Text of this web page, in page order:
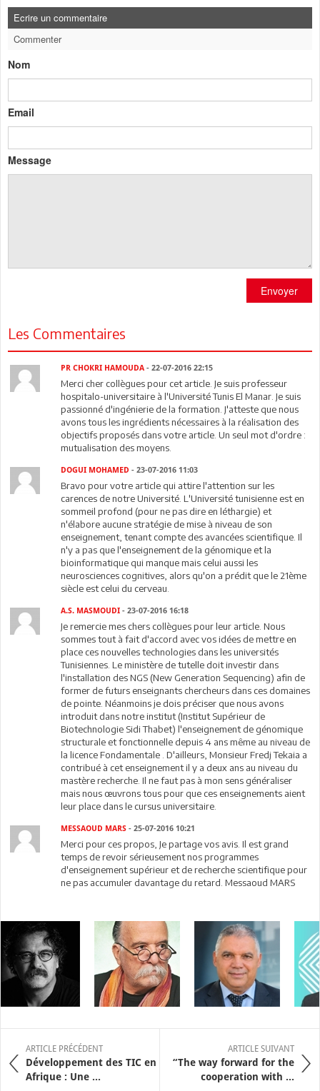
Ecrire un commentaire
Commenter
Nom
Email
Message
Envoyer
Les Commentaires
PR CHOKRI HAMOUDA - 22-07-2016 22:15
Merci cher collègues pour cet article. Je suis professeur
hospitalo-universitaire à l'Université Tunis El Manar. Je suis
passionné d'ingénierie de la formation. J'atteste que nous
avons tous les ingrédients nécessaires à la réalisation des
objectifs proposés dans votre article. Un seul mot d'ordre :
mutualisation des moyens.
DOGUI MOHAMED - 23-07-2016 11:03
Bravo pour votre article qui attire l'attention sur les
carences de notre Université. L'Université tunisienne est en
sommeil profond (pour ne pas dire en léthargie) et
n'élabore aucune stratégie de mise à niveau de son
enseignement, tenant compte des avancées scientifique. Il
n'y a pas que l'enseignement de la génomique et la
bioinformatique qui manque mais celui aussi les
neurosciences cognitives, alors qu'on a prédit que le 21ème
siècle est celui du cerveau.
A.S. MASMOUDI - 23-07-2016 16:18
Je remercie mes chers collègues pour leur article. Nous
sommes tout à fait d'accord avec vos idées de mettre en
place ces nouvelles technologies dans les universités
Tunisiennes. Le ministère de tutelle doit investir dans
l'installation des NGS (New Generation Sequencing) afin de
former de futurs enseignants chercheurs dans ces domaines
de pointe. Néanmoins je dois préciser que nous avons
introduit dans notre institut (Institut Supérieur de
Biotechnologie Sidi Thabet) l'enseignement de génomique
structurale et fonctionnelle depuis 4 ans même au niveau de
la licence Fondamentale . D'ailleurs, Monsieur Fredj Tekaia a
contribué à cet enseignement il y a deux ans au niveau du
mastère recherche. Il ne faut pas à mon sens généraliser
mais nous œuvrons tous pour que ces enseignements aient
leur place dans le cursus universitaire.
MESSAOUD MARS - 25-07-2016 10:21
Merci pour ces propos, Je partage vos avis. Il est grand
temps de revoir sérieusement nos programmes
d'enseignement supérieur et de recherche scientifique pour
ne pas accumuler davantage du retard. Messaoud MARS
ARTICLE PRÉCÉDENT
Développement des TIC en
Afrique : Une ...
ARTICLE SUIVANT
“The way forward for the
cooperation with ...